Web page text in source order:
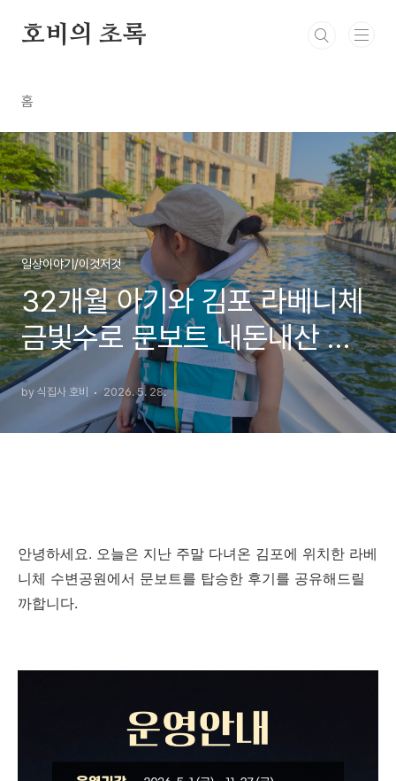
호비의 초록
홈
일상이야기/이것저것
32개월 아기와 김포 라베니체
금빛수로 문보트 내돈내산 탑
승후기
by 식집사 호비 2026. 5. 28.
안녕하세요. 오늘은 지난 주말 다녀온 김포에 위치한 라베
니체 수변공원에서 문보트를 탑승한 후기를 공유해드릴
까합니다.